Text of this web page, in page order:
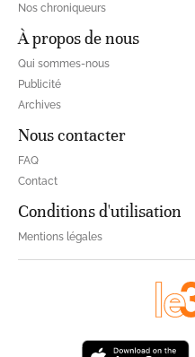
Nos chroniqueurs
À propos de nous
Qui sommes-nous
Publicité
Archives
Nous contacter
FAQ
Contact
Conditions d'utilisation
Mentions légales